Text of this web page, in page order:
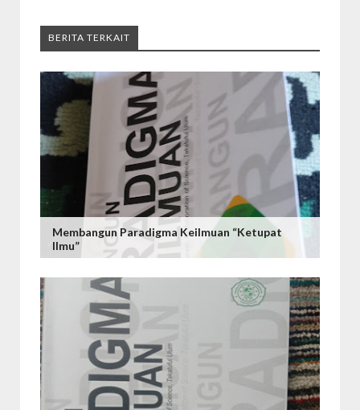
BERITA TERKAIT
Membangun Paradigma Keilmuan “Ketupat
Ilmu”